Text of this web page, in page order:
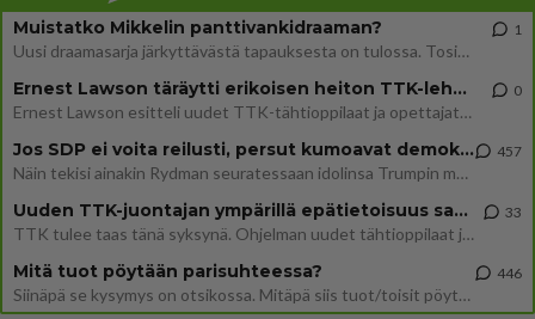
Muistatko Mikkelin panttivankidraaman?
Uusi draamasarja järkyttävästä tapauksesta on tulossa. Tositapahtumiin perustuva sarja ammentaa vuoden 1986 Mikkelin pan
1
Ernest Lawson täräytti erikoisen heiton TTK-lehdistötilaisuudessa: " Onko tässä tarkoituksena...?"
Ernest Lawson esitteli uudet TTK-tähtioppilaat ja opettajat torstaina 6.8. lehdistölle. Tulevalla kaudella on yksi hausk
0
Jos SDP ei voita reilusti, persut kumoavat demokratian Suomesta
Näin tekisi ainakin Rydman seuratessaan idolinsa Trumpin mallia https://www.is.fi/politiikka/art-2000012187244.html
457
Uuden TTK-juontajan ympärillä epätietoisuus sakenee - Nyt MTV hämmentää soppaa
TTK tulee taas tänä syksynä. Ohjelman uudet tähtioppilaat julkistetaan torstaina 6. elokuuta klo 14 alkavassa lehdistö
33
Mitä tuot pöytään parisuhteessa?
Siinäpä se kysymys on otsikossa. Mitäpä siis tuot/toisit pöytään parisuhteessa? Oletko mies vai nainen? Koetko sen mitä
446